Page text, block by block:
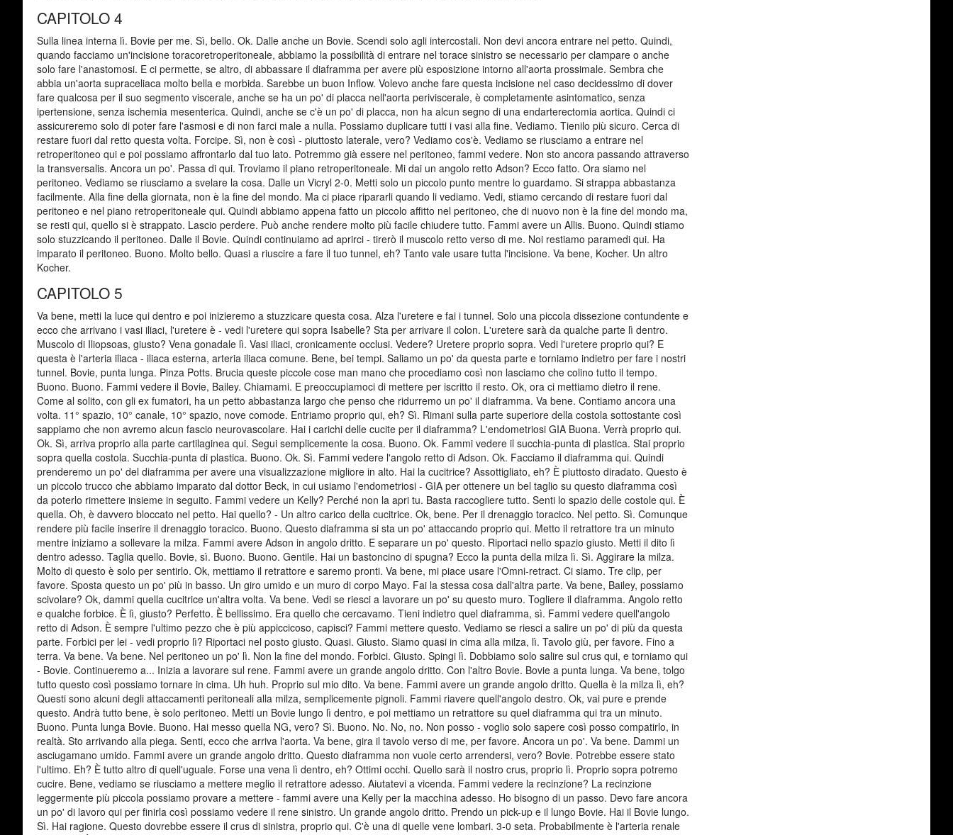
CAPITOLO 4
Sulla linea interna lì. Bovie per me. Sì, bello. Ok. Dalle anche un Bovie. Scendi solo agli intercostali. Non devi ancora entrare nel petto. Quindi,
quando facciamo un'incisione toracoretroperitoneale, abbiamo la possibilità di entrare nel torace sinistro se necessario per clampare o anche
solo fare l'anastomosi. E ci permette, se altro, di abbassare il diaframma per avere più esposizione intorno all'aorta prossimale. Sembra che
abbia un'aorta supraceliaca molto bella e morbida. Sarebbe un buon Inflow. Volevo anche fare questa incisione nel caso decidessimo di dover
fare qualcosa per il suo segmento viscerale, anche se ha un po' di placca nell'aorta periviscerale, è completamente asintomatico, senza
ipertensione, senza ischemia mesenterica. Quindi, anche se c'è un po' di placca, non ha alcun segno di una endarterectomia aortica. Quindi ci
assicureremo solo di poter fare l'asmosi e di non farci male a nulla. Possiamo duplicare tutti i vasi alla fine. Vediamo. Tienilo più sicuro. Cerca di
restare fuori dal retto questa volta. Forcipe. Sì, non è così - piuttosto laterale, vero? Vediamo cos'è. Vediamo se riusciamo a entrare nel
retroperitoneo qui e poi possiamo affrontarlo dal tuo lato. Potremmo già essere nel peritoneo, fammi vedere. Non sto ancora passando attraverso
la transversalis. Ancora un po'. Passa di qui. Troviamo il piano retroperitoneale. Mi dai un angolo retto Adson? Ecco fatto. Ora siamo nel
peritoneo. Vediamo se riusciamo a svelare la cosa. Dalle un Vicryl 2-0. Metti solo un piccolo punto mentre lo guardamo. Si strappa abbastanza
facilmente. Alla fine della giornata, non è la fine del mondo. Ma ci piace ripararli quando li vediamo. Vedi, stiamo cercando di restare fuori dal
peritoneo e nel piano retroperitoneale qui. Quindi abbiamo appena fatto un piccolo affitto nel peritoneo, che di nuovo non è la fine del mondo ma,
se resti qui, quello si è strappato. Lascio perdere. Può anche rendere molto più facile chiudere tutto. Fammi avere un Allis. Buono. Quindi stiamo
solo stuzzicando il peritoneo. Dalle il Bovie. Quindi continuiamo ad aprirci - tirerò il muscolo retto verso di me. Noi restiamo paramedi qui. Ha
imparato il peritoneo. Buono. Molto bello. Quasi a riuscire a fare il tuo tunnel, eh? Tanto vale usare tutta l'incisione. Va bene, Kocher. Un altro
Kocher.
CAPITOLO 5
Va bene, metti la luce qui dentro e poi inizieremo a stuzzicare questa cosa. Alza l'uretere e fai i tunnel. Solo una piccola dissezione contundente e
ecco che arrivano i vasi iliaci, l'uretere è - vedi l'uretere qui sopra Isabelle? Sta per arrivare il colon. L'uretere sarà da qualche parte lì dentro.
Muscolo di Iliopsoas, giusto? Vena gonadale lì. Vasi iliaci, cronicamente occlusi. Vedere? Uretere proprio sopra. Vedi l'uretere proprio qui? E
questa è l'arteria iliaca - iliaca esterna, arteria iliaca comune. Bene, bei tempi. Saliamo un po' da questa parte e torniamo indietro per fare i nostri
tunnel. Bovie, punta lunga. Pinza Potts. Brucia queste piccole cose man mano che procediamo così non lasciamo che colino tutto il tempo.
Buono. Buono. Fammi vedere il Bovie, Bailey. Chiamami. E preoccupiamoci di mettere per iscritto il resto. Ok, ora ci mettiamo dietro il rene.
Come al solito, con gli ex fumatori, ha un petto abbastanza largo che penso che ridurremo un po' il diaframma. Va bene. Contiamo ancora una
volta. 11° spazio, 10° canale, 10° spazio, nove comode. Entriamo proprio qui, eh? Sì. Rimani sulla parte superiore della costola sottostante così
sappiamo che non avremo alcun fascio neurovascolare. Hai i carichi delle cucite per il diaframma? L'endometriosi GIA Buona. Verrà proprio qui.
Ok. Sì, arriva proprio alla parte cartilaginea qui. Segui semplicemente la cosa. Buono. Ok. Fammi vedere il succhia-punta di plastica. Stai proprio
sopra quella costola. Succhia-punta di plastica. Buono. Ok. Sì. Fammi vedere l'angolo retto di Adson. Ok. Facciamo il diaframma qui. Quindi
prenderemo un po' del diaframma per avere una visualizzazione migliore in alto. Hai la cucitrice? Assottigliato, eh? È piuttosto diradato. Questo è
un piccolo trucco che abbiamo imparato dal dottor Beck, in cui usiamo l'endometriosi - GIA per ottenere un bel taglio su questo diaframma così
da poterlo rimettere insieme in seguito. Fammi vedere un Kelly? Perché non la apri tu. Basta raccogliere tutto. Senti lo spazio delle costole qui. È
quella. Oh, è davvero bloccato nel petto. Hai quello? - Un altro carico della cucitrice. Ok, bene. Per il drenaggio toracico. Nel petto. Sì. Comunque
rendere più facile inserire il drenaggio toracico. Buono. Questo diaframma si sta un po' attaccando proprio qui. Metto il retrattore tra un minuto
mentre iniziamo a sollevare la milza. Fammi avere Adson in angolo dritto. E separare un po' questo. Riportaci nello spazio giusto. Metti il dito lì
dentro adesso. Taglia quello. Bovie, sì. Buono. Buono. Gentile. Hai un bastoncino di spugna? Ecco la punta della milza lì. Sì. Aggirare la milza.
Molto di questo è solo per sentirlo. Ok, mettiamo il retrattore e saremo pronti. Va bene, mi piace usare l'Omni-retract. Ci siamo. Tre clip, per
favore. Sposta questo un po' più in basso. Un giro umido e un muro di corpo Mayo. Fai la stessa cosa dall'altra parte. Va bene, Bailey, possiamo
scivolare? Ok, dammi quella cucitrice un'altra volta. Va bene. Vedi se riesci a lavorare un po' su questo muro. Togliere il diaframma. Angolo retto
e qualche forbice. È lì, giusto? Perfetto. È bellissimo. Era quello che cercavamo. Tieni indietro quel diaframma, sì. Fammi vedere quell'angolo
retto di Adson. È sempre l'ultimo pezzo che è più appiccicoso, capisci? Fammi mettere questo. Vediamo se riesci a salire un po' di più da questa
parte. Forbici per lei - vedi proprio lì? Riportaci nel posto giusto. Quasi. Giusto. Siamo quasi in cima alla milza, lì. Tavolo giù, per favore. Fino a
terra. Va bene. Va bene. Nel peritoneo un po' lì. Non la fine del mondo. Forbici. Giusto. Spingi lì. Dobbiamo solo salire sul crus qui, e torniamo qui
- Bovie. Continueremo a... Inizia a lavorare sul rene. Fammi avere un grande angolo dritto. Con l'altro Bovie. Bovie a punta lunga. Va bene, tolgo
tutto questo così possiamo tornare in cima. Uh huh. Proprio sul mio dito. Va bene. Fammi avere un grande angolo dritto. Quella è la milza lì, eh?
Questi sono alcuni degli attaccamenti peritoneali alla milza, semplicemente pignoli. Fammi riavere quell'angolo destro. Ok, vai pure e prende
questo. Andrà tutto bene, è solo peritoneo. Metti un Bovie lungo lì dentro, e poi mettiamo un retrattore su quel diaframma qui tra un minuto.
Buono. Punta lunga Bovie. Buono. Hai messo quella NG, vero? Sì. Buono. No. No, no. Non posso - voglio solo sapere così posso compatirlo, in
realtà. Sto arrivando alla piega. Senti, ecco che arriva l'aorta. Va bene, gira il tavolo verso di me, per favore. Ancora un po'. Va bene. Dammi un
asciugamano umido. Fammi avere un grande angolo dritto. Questo diaframma non vuole certo arrendersi, vero? Bovie. Potrebbe essere stato
l'ultimo. Eh? È tutto altro di quell'uguale. Forse una vena lì dentro, eh? Ottimi occhi. Quello sarà il nostro crus, proprio lì. Proprio sopra potremo
cucire. Bene, vediamo se riusciamo a mettere meglio il retrattore adesso. Aiutatevi a vicenda. Fammi vedere la recinzione? La recinzione
leggermente più piccola possiamo provare a mettere - fammi avere una Kelly per la macchina adesso. Ho bisogno di un passo. Devo fare ancora
un po' di lavoro qui per finirla così possiamo vedere il rene sinistro. Un grande angolo dritto. Prendo un pick-up e il lungo Bovie. Hai il Bovie lungo.
Sì. Hai ragione. Questo dovrebbe essere il crus di sinistra, proprio qui. C'è una di quelle vene lombari. 3-0 seta. Probabilmente è l'arteria renale